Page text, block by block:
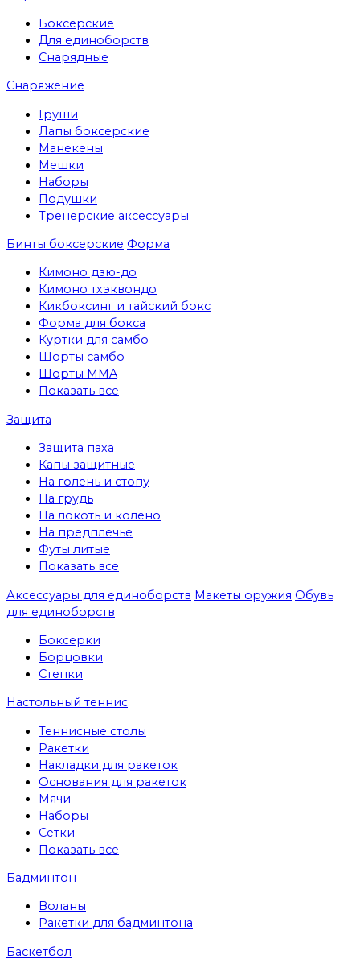
Боксерские
Для единоборств
Снарядные
Снаряжение
Груши
Лапы боксерские
Манекены
Мешки
Наборы
Подушки
Тренерские аксессуары
Бинты боксерские Форма
Кимоно дзю-до
Кимоно тхэквондо
Кикбоксинг и тайский бокс
Форма для бокса
Куртки для самбо
Шорты самбо
Шорты MMA
Показать все
Защита
Защита паха
Капы защитные
На голень и стопу
На грудь
На локоть и колено
На предплечье
Футы литые
Показать все
Аксессуары для единоборств Макеты оружия Обувь
для единоборств
Боксерки
Борцовки
Степки
Настольный теннис
Теннисные столы
Ракетки
Накладки для ракеток
Основания для ракеток
Мячи
Наборы
Сетки
Показать все
Бадминтон
Воланы
Ракетки для бадминтона
Баскетбол